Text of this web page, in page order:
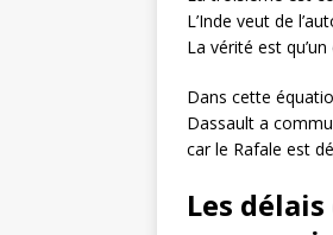
L’Inde veut de
La vérité est
Dans cette
Dassault a
car le Rafale est
Les